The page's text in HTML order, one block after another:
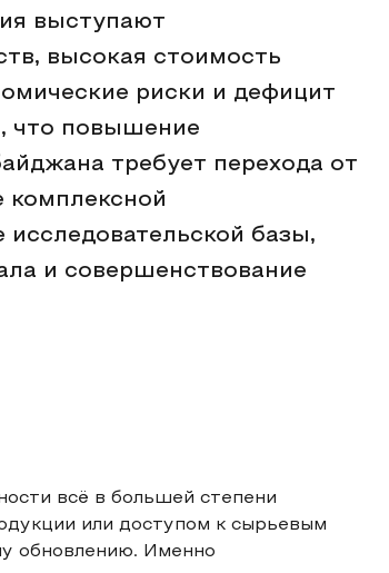
выступают
высокая стоимость
риски и дефицит
что повышение
требует перехода от
комплексной
базы,
и совершенствование
всё в большей степени
или доступом к сырьевым
обновлению. Именно